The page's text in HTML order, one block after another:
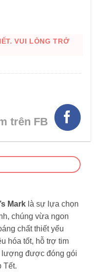
VUI LÒNG TRỞ
trên FB
Mark là sự lựa chọn
chúng vừa ngon
chất thiết yếu
hóa tốt, hỗ trợ tim
lượng được đóng gói
Tết.